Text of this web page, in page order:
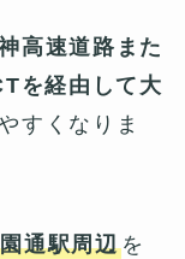
高速道路また
を経由して大
すくなりま
通駅周辺を